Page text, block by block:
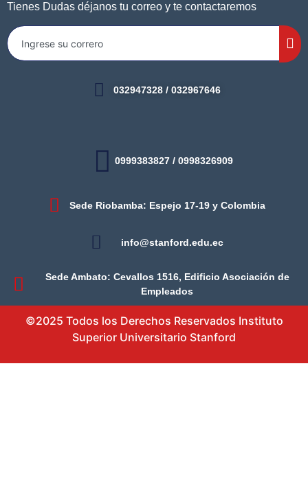
Tienes Dudas déjanos tu correo y te contactaremos
032947328 / 032967646
0999383827 / 0998326909
Sede Riobamba: Espejo 17-19 y Colombia
info@stanford.edu.ec
Sede Ambato: Cevallos 1516, Edificio Asociación de
Empleados
©2025 Todos los Derechos Reservados Instituto
Superior Universitario Stanford